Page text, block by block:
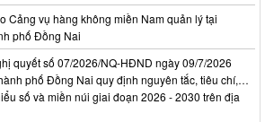
Cảng vụ hàng không miền Nam quản lý tại
phố Đồng Nai
quyết số 07/2026/NQ-HĐND ngày 09/7/2026
phố Đồng Nai quy định nguyên tắc, tiêu chí,…
số và miền núi giai đoạn 2026 - 2030 trên địa